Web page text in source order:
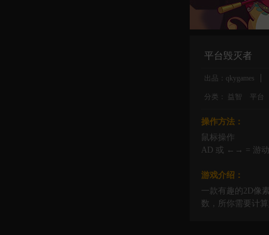
平台毁灭者
出品：qkygames
分类： 益智 平台
操作方法：
鼠标操作
AD 或 ←→ = 游动
游戏介绍：
一款有趣的2D像
数，所你需要计